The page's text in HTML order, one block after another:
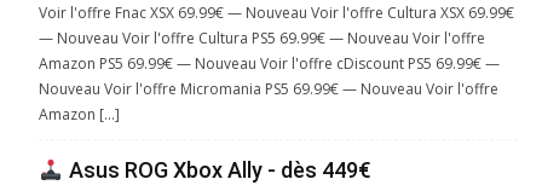
Voir l'offre Fnac XSX 69.99€ — Nouveau Voir l'offre Cultura XSX 69.99€
— Nouveau Voir l'offre Cultura PS5 69.99€ — Nouveau Voir l'offre
Amazon PS5 69.99€ — Nouveau Voir l'offre cDiscount PS5 69.99€ —
Nouveau Voir l'offre Micromania PS5 69.99€ — Nouveau Voir l'offre
Amazon […]
Asus ROG Xbox Ally - dès 449€